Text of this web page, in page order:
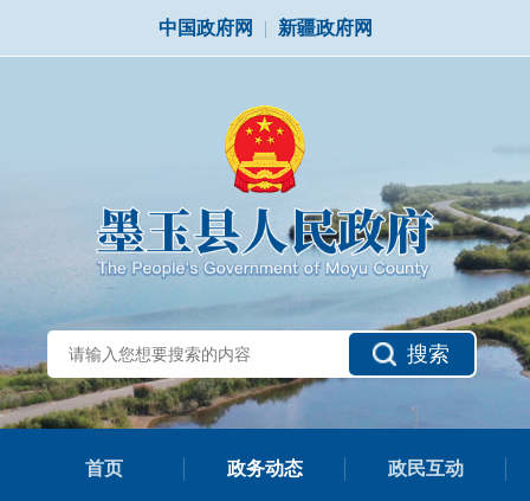
中国政府网 | 新疆政府网
搜索
首页 政务动态 政民互动